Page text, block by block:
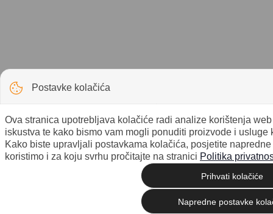
Postavke kolačića
Ova stranica upotrebljava kolačiće radi analize korištenja
iskustva te kako bismo vam mogli ponuditi proizvode i
Kako biste upravljali postavkama kolačića, posjetite
koristimo i za koju svrhu pročitajte na stranici Politika
Napredne postavke
Prihvati kolačiće